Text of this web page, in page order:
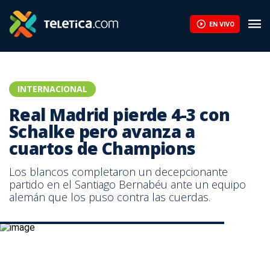
EN VIVO
INTERNACIONAL
Real Madrid pierde 4-3 con
Schalke pero avanza a
cuartos de Champions
Los blancos completaron un decepcionante
partido en el Santiago Bernabéu ante un equipo
alemán que los puso contra las cuerdas.